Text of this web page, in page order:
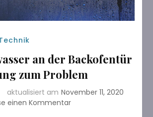
an der Backofentür
zum Problem
aktualisiert am November 11, 2020
einen Kommentarzu